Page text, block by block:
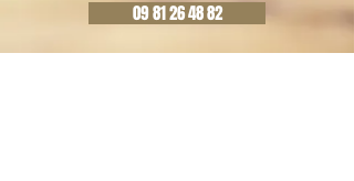
09 81 26 48 82